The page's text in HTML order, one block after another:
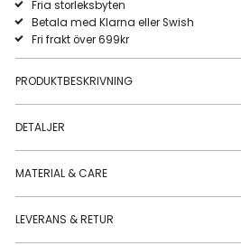
Fria storleksbyten
Betala med Klarna eller Swish
Fri frakt över 699kr
PRODUKTBESKRIVNING
DETALJER
MATERIAL & CARE
LEVERANS & RETUR